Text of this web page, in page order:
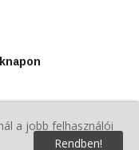
a jobb felhasználói
Rendben!